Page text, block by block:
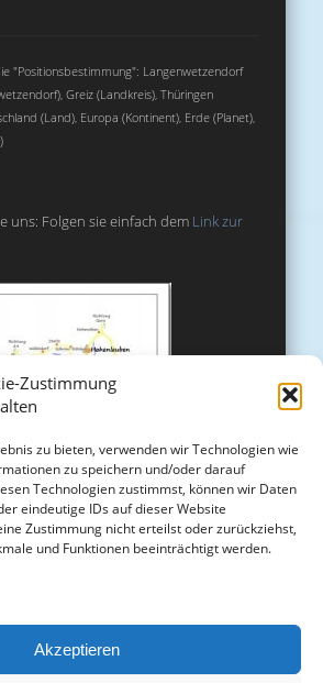
Zustimmung
zu bieten, verwenden wir Technologien wie
zu speichern und/oder darauf
Technologien zustimmst, können wir Daten
eindeutige IDs auf dieser Website
Zustimmung nicht erteilst oder zurückziehst,
und Funktionen beeinträchtigt werden.
Akzeptieren
"Positionsbestimmung": Langenwetzendorf
Greiz (Landkreis), Thüringen
(Land), Europa (Kontinent), Erde (Planet),
uns: Folgen sie einfach dem Link zur